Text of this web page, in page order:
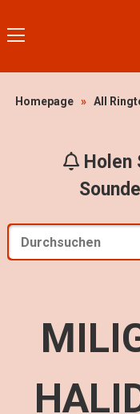
Homepage » All
Holen